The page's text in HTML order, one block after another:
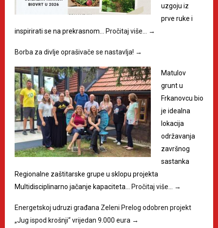
uzgoju iz
prve ruke i
inspirirati se na prekrasnom…
Pročitaj više… →
Borba za divlje oprašivače se nastavlja! →
Matulov
grunt u
Frkanovcu bio
je idealna
lokacija
održavanja
završnog
sastanka
Regionalne zaštitarske grupe u sklopu projekta
Multidisciplinarno jačanje kapaciteta…
Pročitaj više… →
Energetskoj udruzi građana Zeleni Prelog odobren projekt
„Jug ispod krošnji“ vrijedan 9.000 eura →